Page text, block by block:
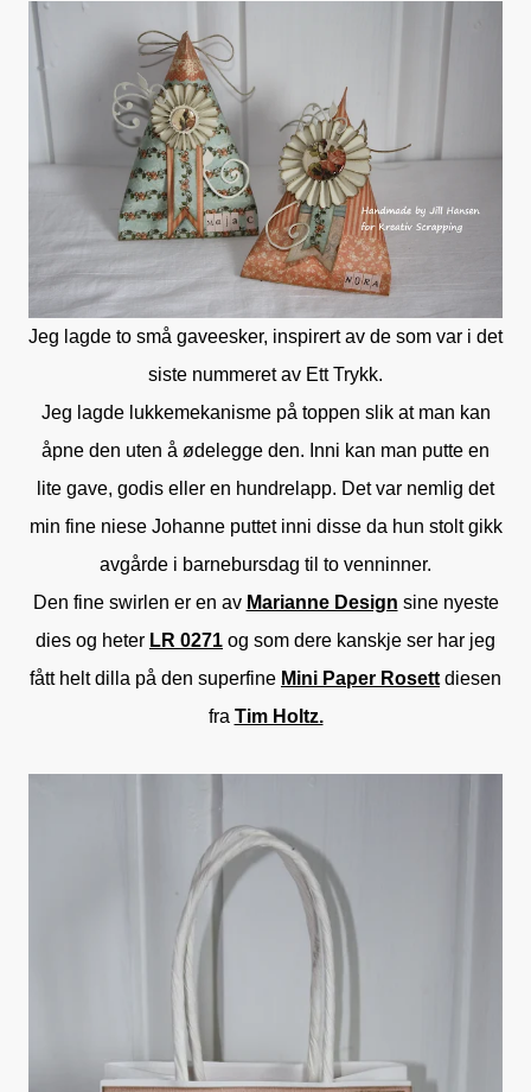
Jeg lagde to små gaveesker, inspirert av de som var i det
siste nummeret av Ett Trykk.
Jeg lagde lukkemekanisme på toppen slik at man kan
åpne den uten å ødelegge den. Inni kan man putte en
lite gave, godis eller en hundrelapp. Det var nemlig det
min fine niese Johanne puttet inni disse da hun stolt gikk
avgårde i barnebursdag til to venninner.
Den fine swirlen er en av Marianne Design sine nyeste
dies og heter LR 0271 og som dere kanskje ser har jeg
fått helt dilla på den superfine Mini Paper Rosett diesen
fra Tim Holtz.